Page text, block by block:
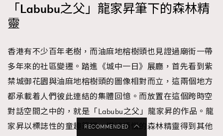
「Labubu之父」龍家昇筆下的森林精
靈
香港有不少百年老樹，而油麻地榕樹頭也見證過廟街一帶
多年來的社區變遷。踏進《城中一日》展廳，首先看到紫
禁城御花園與油麻地榕樹頭的圖像相對而立，這兩個地方
都承載着人們彼此連結的集體回憶。而放置在這個跨時空
對話空間之中的，就是「Labubu之父」龍家昇的作品。龍
家昇以標誌性的童趣筆觸，描述煩惱的森林精靈得到其他
RECOMMENDED